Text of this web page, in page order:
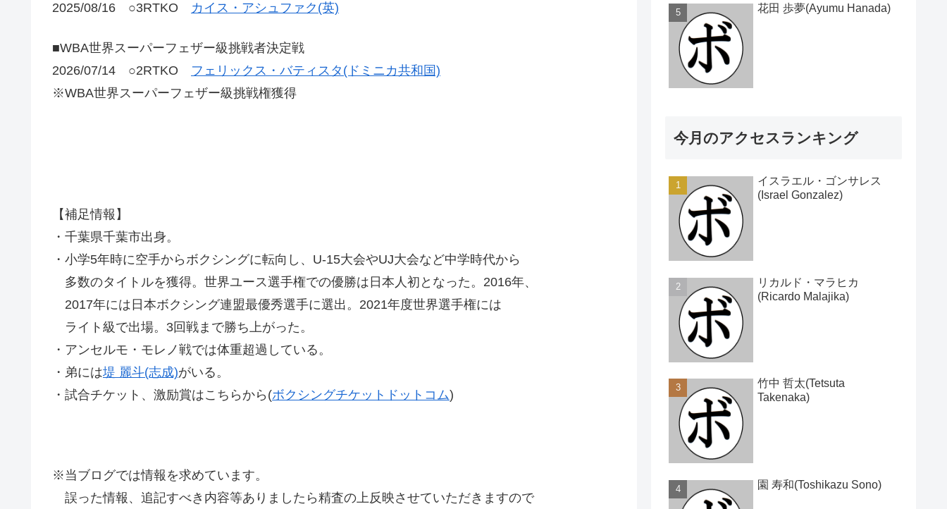
2025/08/16 ○3RTKO カイス・アシュファク(英)
■WBA世界スーパーフェザー級挑戦者決定戦
2026/07/14 ○2RTKO フェリックス・バティスタ(ドミニカ共和国)
※WBA世界スーパーフェザー級挑戦権獲得
【補足情報】
・千葉県千葉市出身。
・小学5年時に空手からボクシングに転向し、U-15大会やUJ大会など中学時代から
多数のタイトルを獲得。世界ユース選手権での優勝は日本人初となった。2016年、
2017年には日本ボクシング連盟最優秀選手に選出。2021年度世界選手権には
ライト級で出場。3回戦まで勝ち上がった。
・アンセルモ・モレノ戦では体重超過している。
・弟には堤 麗斗(志成)がいる。
・試合チケット、激励賞はこちらから(ボクシングチケットドットコム)
※当ブログでは情報を求めています。
誤った情報、追記すべき内容等ありましたら精査の上反映させていただきますので
花田 歩夢(Ayumu Hanada)
今月のアクセスランキング
イスラエル・ゴンサレス
(Israel Gonzalez)
リカルド・マラヒカ
(Ricardo Malajika)
竹中 哲太(Tetsuta
Takenaka)
園 寿和(Toshikazu Sono)